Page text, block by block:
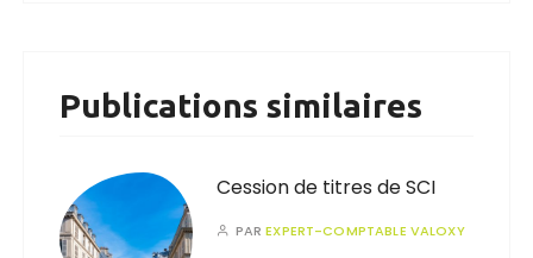
Publications similaires
Cession de titres de SCI
PAREXPERT-COMPTABLE VALOXY